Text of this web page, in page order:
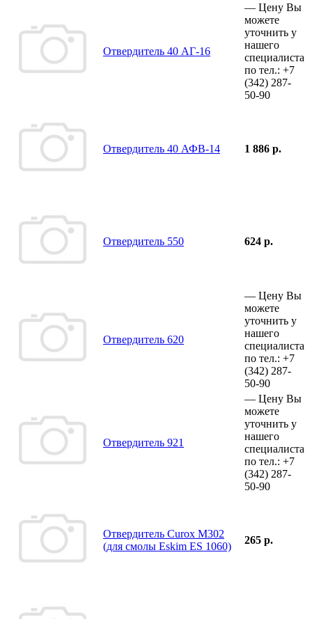
Отвердитель 40 АГ-16
— Цену Вы
можете
уточнить у
нашего
специалиста
по тел.: +7
(342) 287-
50-90
Отвердитель 40 АФВ-14 1 886 р.
Отвердитель 550 624 р.
Отвердитель 620
— Цену Вы
можете
уточнить у
нашего
специалиста
по тел.: +7
(342) 287-
50-90
Отвердитель 921
— Цену Вы
можете
уточнить у
нашего
специалиста
по тел.: +7
(342) 287-
50-90
Отвердитель Curox M302
(для смолы Eskim ES 1060)
265 р.